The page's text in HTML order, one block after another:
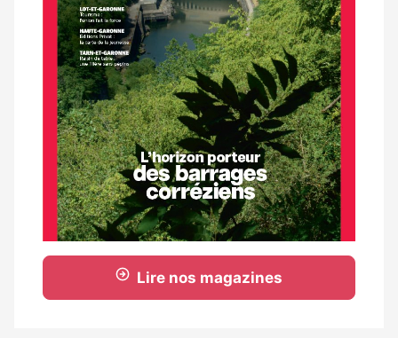
Lire nos magazines